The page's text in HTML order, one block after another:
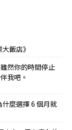
飯店》
然你的時間停止
我吧。
麼選擇 6 個月就